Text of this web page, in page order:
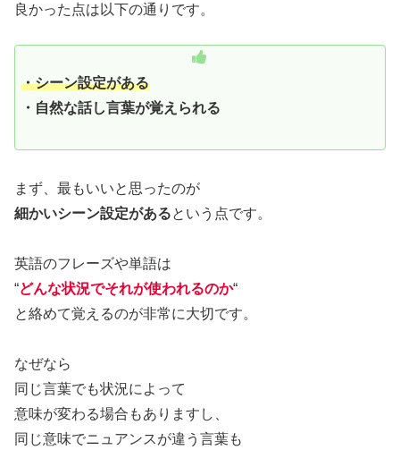
良かった点は以下の通りです。
・シーン設定がある
・自然な話し言葉が覚えられる
まず、最もいいと思ったのが
細かいシーン設定があるという点です。
英語のフレーズや単語は
“どんな状況でそれが使われるのか“
と絡めて覚えるのが非常に大切です。
なぜなら
同じ言葉でも状況によって
意味が変わる場合もありますし、
同じ意味でニュアンスが違う言葉も